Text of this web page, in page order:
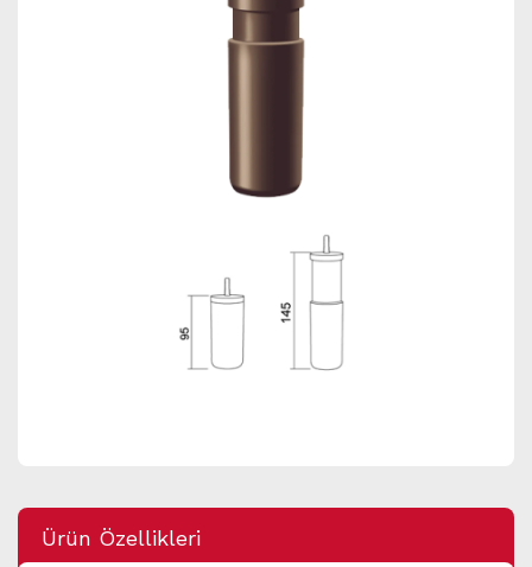
Ürün Özellikleri